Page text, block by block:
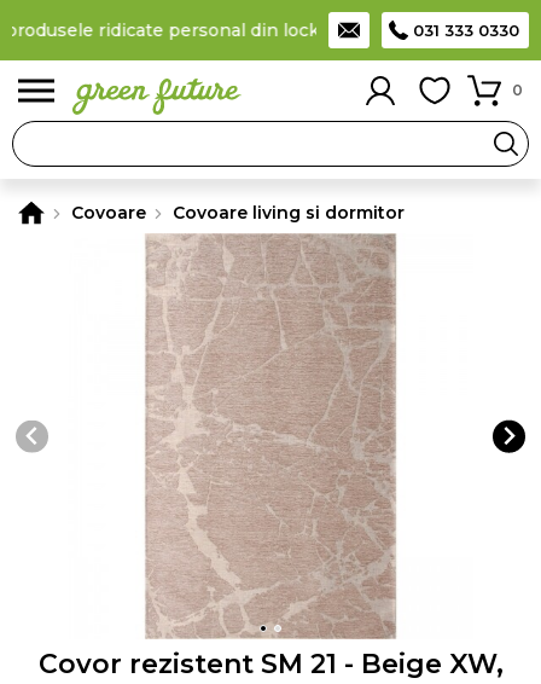
ridicate personal din locker Taxă de livrare 11,99 Lei
031 333 0330
0
Covoare Covoare living si dormitor
Covor rezistent SM 21 - Beige XW,